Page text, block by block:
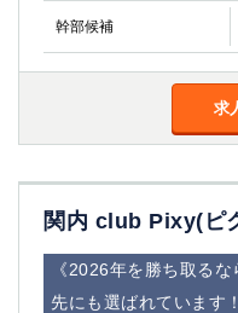
幹部候補
求
関内 club Pixy(ピ
《2026年を勝ち取る
先にも選ばれています